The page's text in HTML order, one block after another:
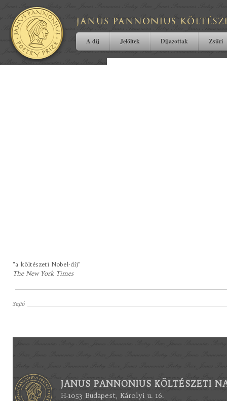
A díj Jelöltek Díjazottak Zsűri
"a költészeti Nobel-díj"
The New York Times
Sajtó
JANUS PANNONIUS KÖLTÉSZETI
H-1053 Budapest, Károlyi u. 16.